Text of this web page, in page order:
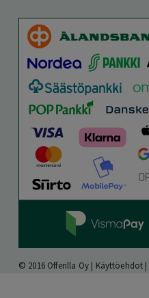
© 2016 Offerilla Oy | Käyttöehdot |